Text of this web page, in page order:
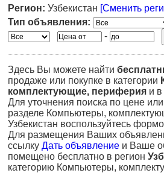
Регион: Узбекистан [Сменить
Тип объявления:
-
Здесь Вы можете найти
продаже или покупке в категории
комплектующие, периферия и
Для уточнения поиска по цене
разделе Компьютеры,
Узбекистан воспользуйтесь
Для размещения Ваших
ссылку Дать объявление и Ваше
помещено бесплатно в регион
категорию Компьютеры,